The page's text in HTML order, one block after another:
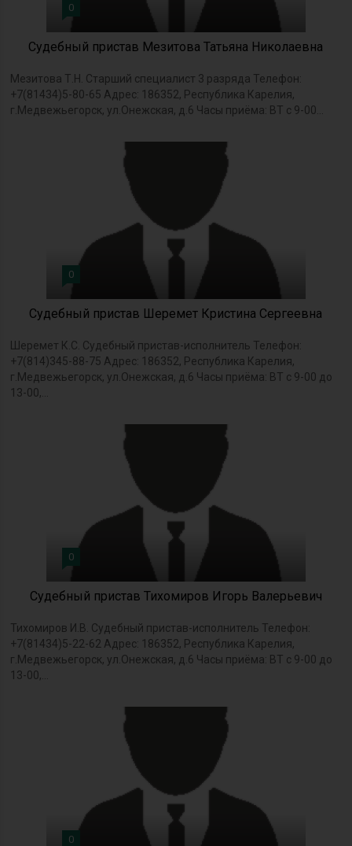
0
Судебный пристав Мезитова Татьяна Николаевна
Мезитова Т.Н. Старший специалист 3 разряда Телефон:
+7(81434)5-80-65 Адрес: 186352, Республика Карелия,
г.Медвежьегорск, ул.Онежская, д.6 Часы приёма: ВТ с 9-00...
0
Судебный пристав Шеремет Кристина Сергеевна
Шеремет К.С. Судебный пристав-исполнитель Телефон:
+7(814)345-88-75 Адрес: 186352, Республика Карелия,
г.Медвежьегорск, ул.Онежская, д.6 Часы приёма: ВТ с 9-00 до
13-00,...
0
Судебный пристав Тихомиров Игорь Валерьевич
Тихомиров И.В. Судебный пристав-исполнитель Телефон:
+7(81434)5-22-62 Адрес: 186352, Республика Карелия,
г.Медвежьегорск, ул.Онежская, д.6 Часы приёма: ВТ с 9-00 до
13-00,...
0